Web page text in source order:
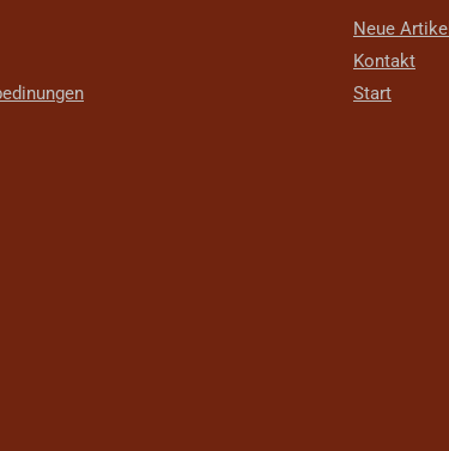
Neue Artikel
Kontakt
Start